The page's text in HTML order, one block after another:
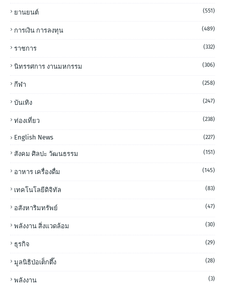
ยานยนต์ (551)
การเงิน การลงทุน (489)
ราชการ (332)
นิทรรศการ งานมหกรรม (306)
กีฬา (258)
บันเทิง (247)
ท่องเที่ยว (238)
English News (227)
สังคม ศิลปะ วัฒนธรรม (151)
อาหาร เครื่องดื่ม (145)
เทคโนโลยีดิจิทัล (83)
อสังหาริมทรัพย์ (47)
พลังงาน สิ่งแวดล้อม (30)
ธุรกิจ (29)
มูลนิธิป่อเต็กตึ๊ง (28)
พลังงาน (3)